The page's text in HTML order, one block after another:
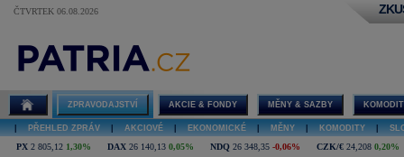
ČTVRTEK 06.08.2026
ZPRAVODAJSTVÍ AKCIE & FONDY MĚNY & SAZBY
PŘEHLED ZPRÁV AKCIOVÉ EKONOMICKÉ MĚNY KOMODITY
PX 2 805,12 1,30% DAX 26 140,13 0,05% NDQ 26 348,35 -0,06% CZK/€ 24,208 0,20%